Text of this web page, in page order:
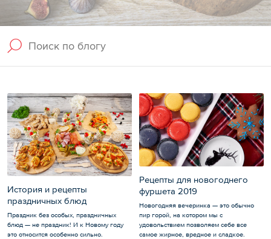
История и рецепты
праздничных блюд
Праздник без особых, праздничных
блюд — не праздник! И к Новому году
это относится особенно сильно.
Рецепты для новогоднего
фуршета 2019
Новогодняя вечеринка — это обычно
пир горой, на котором мы с
удовольствием позволяем себе все
самое жирное, вредное и сладкое.